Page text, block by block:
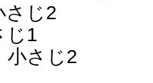
2
1
じ2